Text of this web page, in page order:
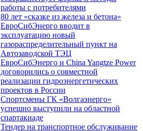
работы с потребителями
80 лет «сказке из железа и бетона»
ЕвроСибЭнерго вводит в
эксплуатацию новый
газораспределительный пункт на
Автозаводской ТЭЦ
ЕвроСибЭнерго и China Yangtze Power
договорились о совместной
реализации гидроэнергетических
проектов в России
Спортсмены ГК «Волгаэнерго»
успешно выступили на областной
спартакиаде
Тендер на транспортное обслуживание